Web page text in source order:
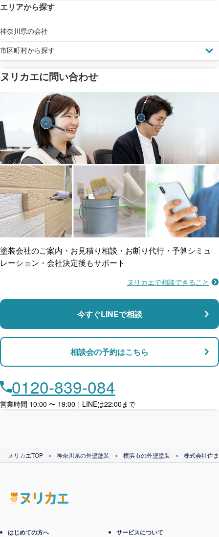
塗料の​品質を​保証
メーカー保証
工事保険
ご近所トラブルに
賠償保険
瑕疵保険
支払い対応
ローン利用
カード支払い
見えにくい屋根も安心
ドローン診断
省エネ効果
断熱・遮熱塗料対応
雨漏り修繕
防水工事
マンション・アパート対応
店舗・事務所対応
エリアから探す
神奈川県の会社
市区町村から探す
ヌリカエに問い合わせ
塗装会社のご案内・お見積り相談・お断り代行・予算シミュ
レーション・会社決定後もサポート
ヌリカエで相談できること
今すぐLINEで相談
相談会の予約はこちら
0120-839-084
営業時間 10:00 〜 19:00 ｜ LINEは22:00まで
ヌリカエTOP ＞ 神奈川県の外壁塗装 ＞ 横浜市の外壁塗装 ＞ 株式会社住
はじめての方へ
サービスについて